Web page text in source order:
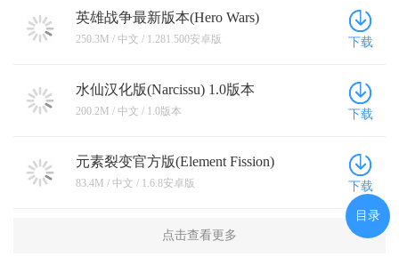
英雄战争最新版本(Hero Wars)
1.281.500安卓版
250.3M / 中文 / 1.281.500安卓版 下载
水仙汉化版(Narcissu) 1.0版本
200.2M / 中文 / 1.0版本 下载
元素裂变官方版(Element Fission)
1.6.8安卓版
83.4M / 中文 / 1.6.8安卓版 下载
点击查看更多
目录